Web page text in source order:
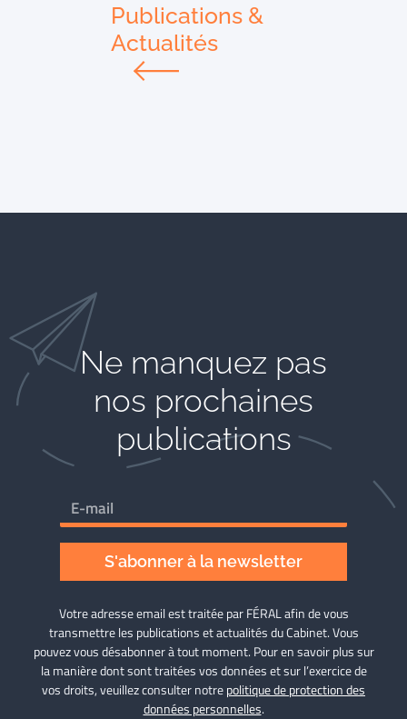
Publications &
Actualités
Ne manquez pas
nos prochaines
publications
S'abonner à la newsletter
Votre adresse email est traitée par FÉRAL afin de vous
transmettre les publications et actualités du Cabinet. Vous
pouvez vous désabonner à tout moment. Pour en savoir plus sur
la manière dont sont traitées vos données et sur l’exercice de
vos droits, veuillez consulter notrepolitique de protection des
données personnelles.